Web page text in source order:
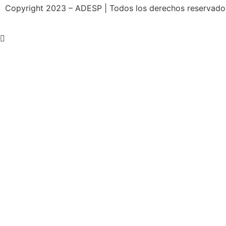
Copyright 2023 – ADESP | Todos los derechos